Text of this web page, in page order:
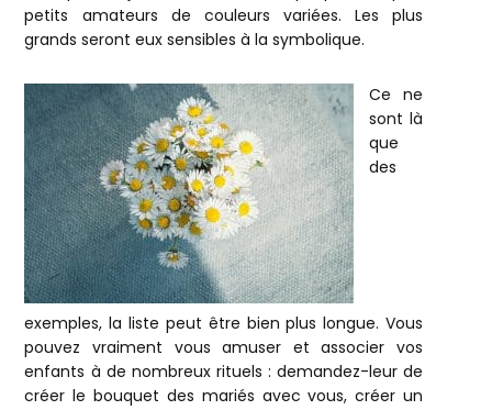
petits amateurs de couleurs variées. Les plus
grands seront eux sensibles à la symbolique.
Ce ne
sont là
que
des
exemples, la liste peut être bien plus longue. Vous
pouvez vraiment vous amuser et associer vos
enfants à de nombreux rituels : demandez-leur de
créer le bouquet des mariés avec vous, créer un